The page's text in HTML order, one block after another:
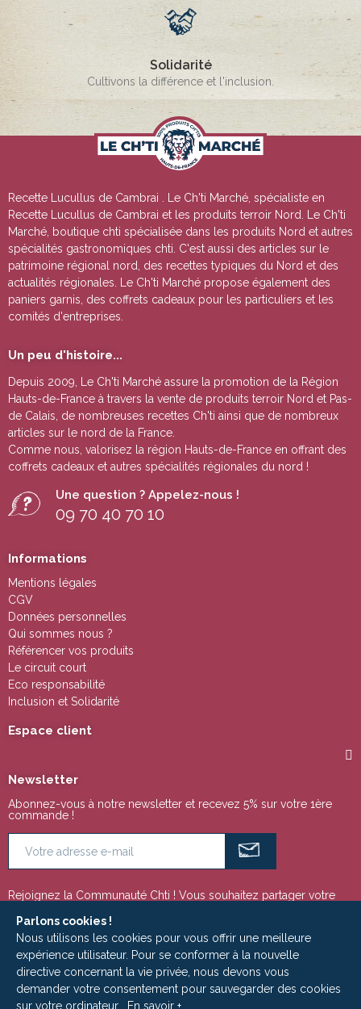
Parlons cookies !
Nous utilisons les cookies pour vous offrir une meilleure
expérience utilisateur. Pour se conformer à la nouvelle
directive concernant la vie privée, nous devons vous
demander votre consentement pour sauvegarder des cookies
sur votre ordinateur.
En savoir +
Solidarité
Cultivons la différence et l'inclusion.
Recette Lucullus de Cambrai . Le Ch'ti Marché, spécialiste en
Recette Lucullus de Cambrai et les produits terroir Nord. Le Ch'ti
Marché, boutique chti spécialisée dans les produits Nord et autres
spécialités gastronomiques chti. C'est aussi des articles sur le
patrimoine régional nord, des recettes typiques du Nord et des
actualités régionales. Le Ch'ti Marché propose également des
paniers garnis, des coffrets cadeaux pour les particuliers et les
comités d'entreprises.
Un peu d'histoire...
Depuis 2009, Le Ch'ti Marché assure la promotion de la Région
Hauts-de-France à travers la vente de produits terroir Nord et Pas-
de Calais, de nombreuses recettes Ch'ti ainsi que de nombreux
articles sur le nord de la France.
Comme nous, valorisez la région Hauts-de-France en offrant des
coffrets cadeaux et autres spécialités régionales du nord !
Une question ? Appelez-nous !
09 70 40 70 10
Informations
Mentions légales
CGV
Données personnelles
Qui sommes nous ?
Référencer vos produits
Le circuit court
Eco responsabilité
Inclusion et Solidarité
Espace client
Newsletter
Abonnez-vous à notre newsletter et recevez 5% sur votre 1ère
commande !
Rejoignez la Communauté Chti ! Vous souhaitez partager votre
suivre notre actualité ? Ces espaces sont faits pour vous !
Copyright © 2009 - 2025 | Le Ch'ti Marché est un site édité par la Société
ADLC MEDIA - RCS Roubaix-Tourcoing 533 949 798